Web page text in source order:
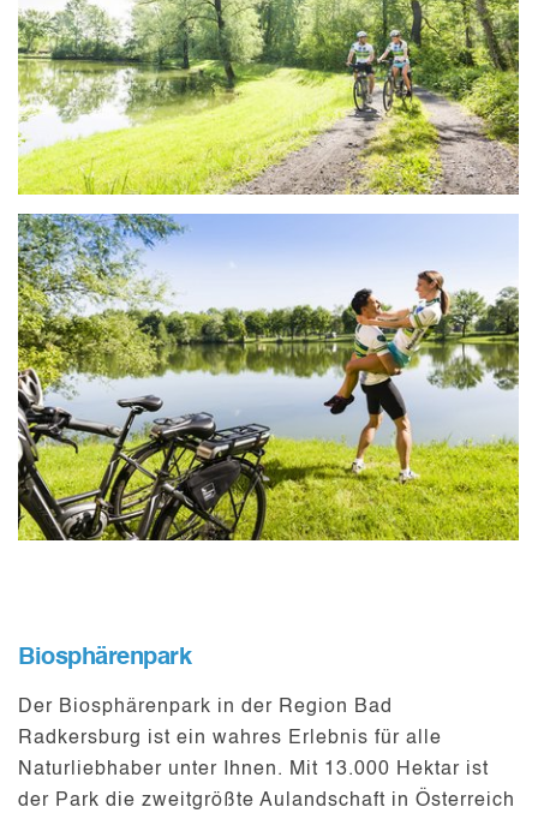
Biosphärenpark
Der Biosphärenpark in der Region Bad
Radkersburg ist ein wahres Erlebnis für alle
Naturliebhaber unter Ihnen. Mit 13.000 Hektar ist
der Park die zweitgrößte Aulandschaft in Österreich